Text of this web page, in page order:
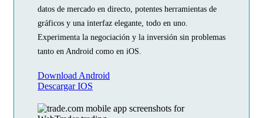
datos de mercado en directo, potentes herramientas de
gráficos y una interfaz elegante, todo en uno.
Experimenta la negociación y la inversión sin problemas
tanto en Android como en iOS.
Download Android
Descargar IOS